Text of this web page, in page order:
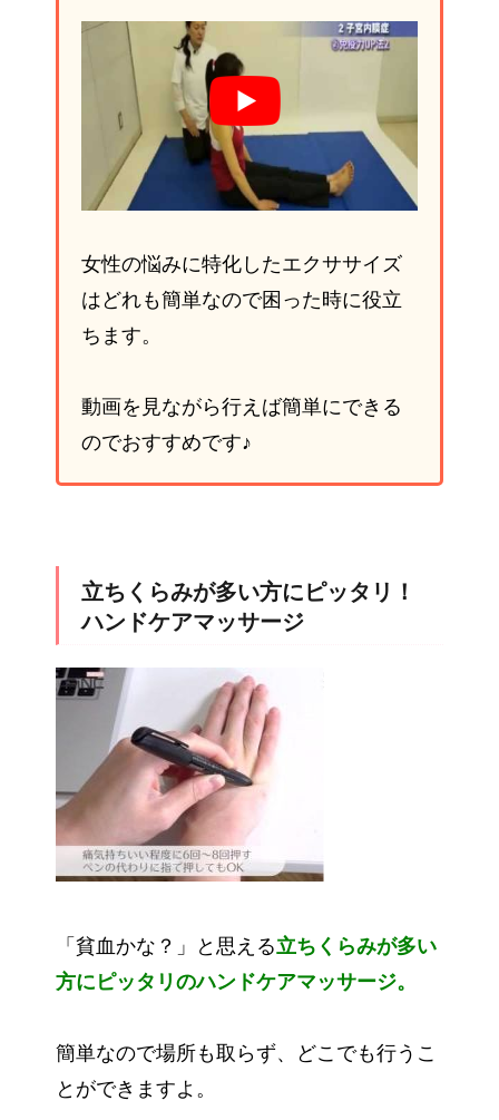
女性の悩みに特化したエクササイズ
はどれも簡単なので困った時に役立
ちます。
動画を見ながら行えば簡単にできる
のでおすすめです♪
立ちくらみが多い方にピッタリ！
ハンドケアマッサージ
「貧血かな？」と思える立ちくらみが多い
方にピッタリのハンドケアマッサージ。
簡単なので場所も取らず、どこでも行うこ
とができますよ。